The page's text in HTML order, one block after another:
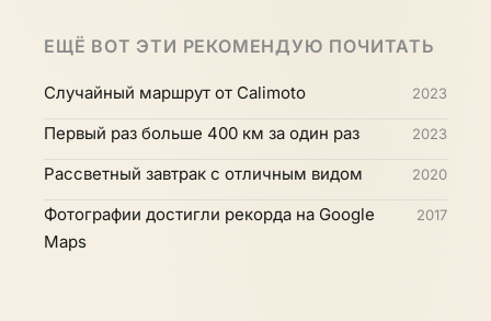
ЕЩЁ ВОТ ЭТИ РЕКОМЕНДУЮ ПОЧИТАТЬ
Случайный маршрут от Calimoto 2023
Первый раз больше 400 км за один раз 2023
Рассветный завтрак с отличным видом 2020
Фотографии достигли рекорда на Google
Maps
2017